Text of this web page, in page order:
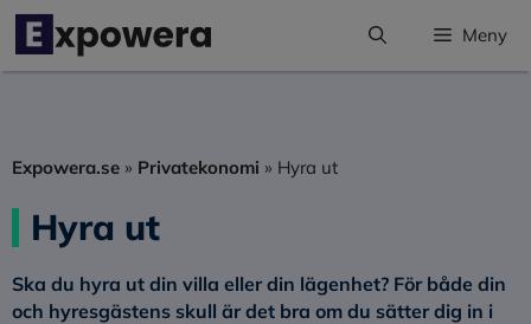
Hoppa
innehåll
Meny
Expowera.se » Privatekonomi » Hyra ut
Hyra ut
Ska du hyra ut din villa eller din lägenhet? För både din
och hyresgästens skull är det bra om du sätter dig in i